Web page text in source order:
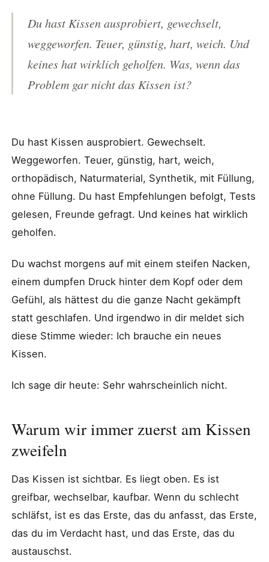
Du hast Kissen ausprobiert, gewechselt,
weggeworfen. Teuer, günstig, hart, weich. Und
keines hat wirklich geholfen. Was, wenn das
Problem gar nicht das Kissen ist?
Du hast Kissen ausprobiert. Gewechselt.
Weggeworfen. Teuer, günstig, hart, weich,
orthopädisch, Naturmaterial, Synthetik, mit Füllung,
ohne Füllung. Du hast Empfehlungen befolgt, Tests
gelesen, Freunde gefragt. Und keines hat wirklich
geholfen.
Du wachst morgens auf mit einem steifen Nacken,
einem dumpfen Druck hinter dem Kopf oder dem
Gefühl, als hättest du die ganze Nacht gekämpft
statt geschlafen. Und irgendwo in dir meldet sich
diese Stimme wieder: Ich brauche ein neues
Kissen.
Ich sage dir heute: Sehr wahrscheinlich nicht.
Warum wir immer zuerst am Kissen
zweifeln
Das Kissen ist sichtbar. Es liegt oben. Es ist
greifbar, wechselbar, kaufbar. Wenn du schlecht
schläfst, ist es das Erste, das du anfasst, das Erste,
das du im Verdacht hast, und das Erste, das du
austauschst.